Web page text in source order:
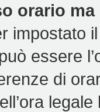
orario ma
impostato
essere
di